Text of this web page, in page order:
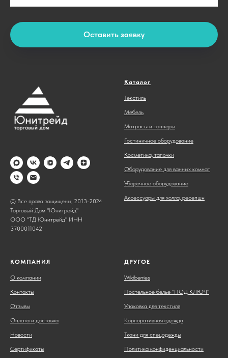
Оставить заявку
© Все права защищены, 2013-2024
Торговый Дом "Юнитрейд"
ООО "ТД Юнитрейд" ИНН
3700011042
Каталог
Текстиль
Мебель
Матрасы и топперы
Гостиничное оборудование
Косметика, тапочки
Оборудование для ванных комнат
Уборочное оборудование
Аксессуары для холла, ресепшн
КОМПАНИЯ
О компании
Контакты
Отзывы
Оплата и доставка
Новости
Сертификаты
ДРУГОЕ
Wildberries
Постельное белье "ПОД КЛЮЧ"
Упаковка для текстиля
Корпоративная одежда
Ткани для спецодежды
Политика конфиденциальности